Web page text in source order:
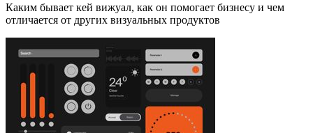
Каким бывает кей вижуал, как он помогает бизнесу и чем
отличается от других визуальных продуктов